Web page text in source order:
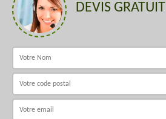
DEVIS GRATUIT